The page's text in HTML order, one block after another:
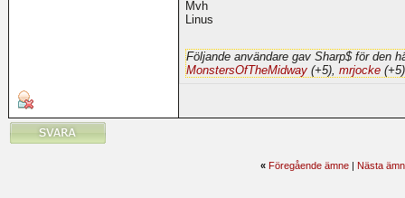
Mvh
Linus
Följande användare gav Sharp$ för den
MonstersOfTheMidway (+5), mrjocke (+5)
« Föregående ämne| Nästa